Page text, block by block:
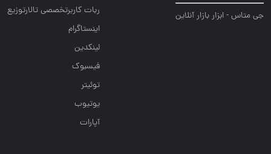
جی متاس - ابزار بازار آنلاین
ربات کاربرتخصصی تالارتوزیع
اینستاگرام
لینکدین
فیسبوک
توئیتر
یوتیوب
آپارات